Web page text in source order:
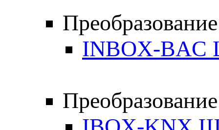
INBOX-BAC